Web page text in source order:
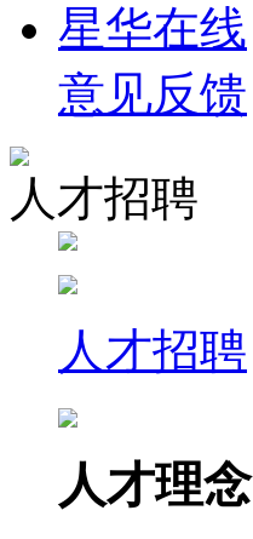
星华在线
意见反馈
人才招聘
人才招聘
人才理念